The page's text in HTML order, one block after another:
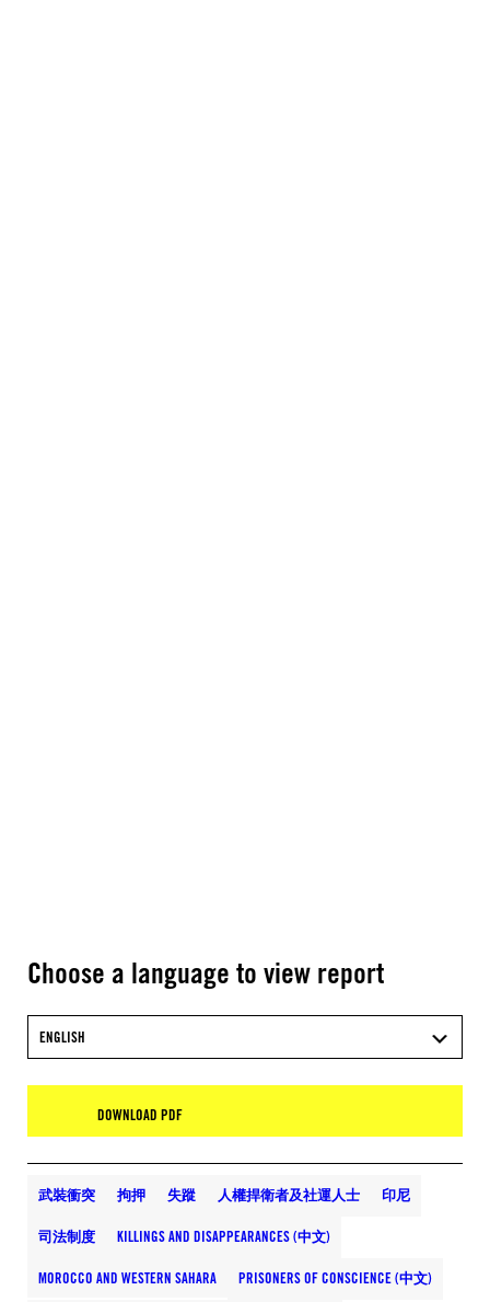
Choose a language to view report
ENGLISH
DOWNLOAD PDF
武裝衝突 拘押 失蹤 人權捍衛者及社運人士 印尼
司法制度 KILLINGS AND DISAPPEARANCES (中文)
MOROCCO AND WESTERN SAHARA PRISONERS OF CONSCIENCE (中文)